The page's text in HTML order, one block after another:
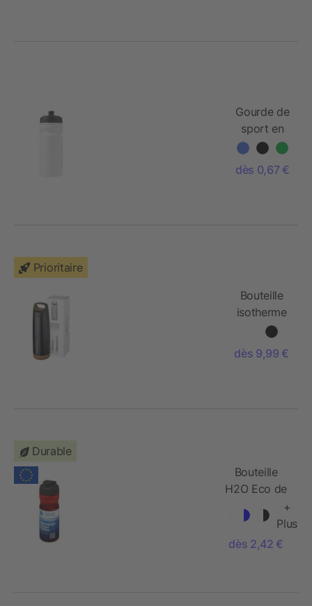
Gourde de
sport en
plastique
recyclable
- 500 ml
dès 0,67 €
Prioritaire
Bouteille
isotherme
avec
revêtement
en cuivre -
dès 9,99 €
Durable
Bouteille
H2O Eco de
couvercle à
clapet - 650
+
Plus
dès 2,42 €